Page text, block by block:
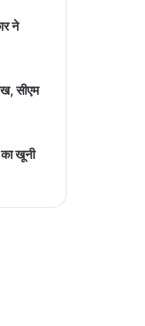
ने
सीएम
खूनी